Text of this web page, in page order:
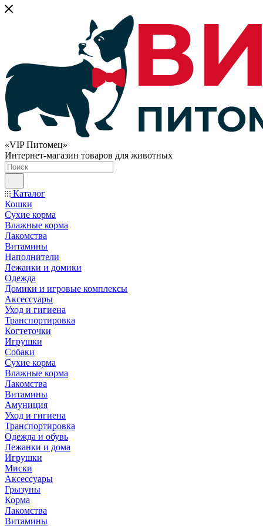
«VIP Питомец»
Интернет-магазин товаров для животных
Каталог
Кошки
Сухие корма
Влажные корма
Лакомства
Витамины
Наполнители
Лежанки и домики
Одежда
Домики и игровые комплексы
Аксессуары
Уход и гигиена
Транспортировка
Когтеточки
Игрушки
Собаки
Сухие корма
Влажные корма
Лакомства
Витамины
Амуниция
Уход и гигиена
Транспортировка
Одежда и обувь
Лежанки и дома
Игрушки
Миски
Аксессуары
Грызуны
Корма
Лакомства
Витамины